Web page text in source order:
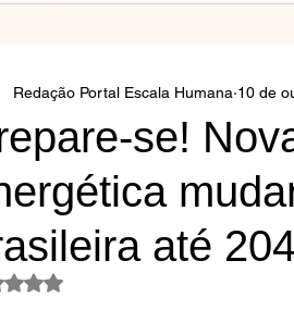
se!
até
Redação Portal Escala Humana 10 de
Avaliado com NaN de 5 estrelas.